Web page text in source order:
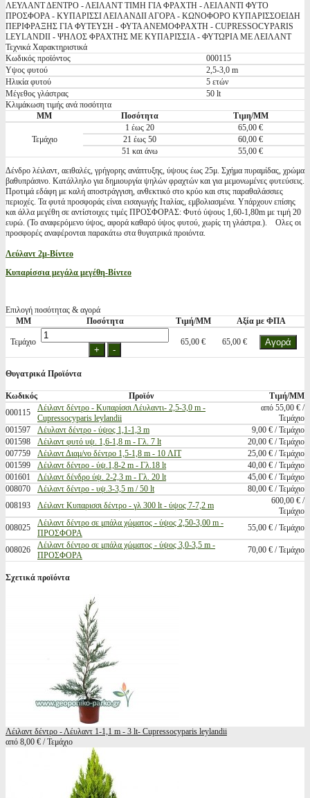
ΛΕΥΛΑΝΤ ΔΕΝΤΡΟ - ΛΕΙΛΑΝΤ ΤΙΜΗ ΓΙΑ ΦΡΑΧΤΗ - ΛΕΙΛΑΝΤΙ ΦΥΤΟ
ΠΡΟΣΦΟΡΑ - ΚΥΠΑΡΙΣΣΙ ΛΕΙΛΑΝΔΙΙ ΑΓΟΡΑ - ΚΩΝΟΦΟΡΟ ΚΥΠΑΡΙΣΣΟΕΙΔΗ
ΠΕΡΙΦΡΑΞΗΣ ΓΙΑ ΦΥΤΕΥΣΗ - ΦΥΤΑ ΑΝΕΜΟΦΡΑΧΤΗ - CUPRESSOCYPARIS
LEYLANDII - ΨΗΛΟΣ ΦΡΑΧΤΗΣ ΜΕ ΚΥΠΑΡΙΣΣΙΑ - ΦΥΤΩΡΙΑ ΜΕ ΛΕΙΛΑΝΤ
Τεχνικά Χαρακτηριστικά
Κωδικός προϊόντος
000115
Υψος φυτού
2,5-3,0 m
Ηλικία φυτού
5 ετών
Μέγεθος γλάστρας
50 lt
Κλιμάκωση τιμής ανά ποσότητα
ΜΜ
Ποσότητα Τιμη/ΜΜ
Τεμάχιο
1 έως 20
65,00 €
21 έως 50
60,00 €
51 και άνω
55,00 €
Δένδρο λέιλαντ, αειθαλές, γρήγορης ανάπτυξης, ύψους έως 25μ. Σχήμα πυραμίδας, χρώμα
βαθυπράσινο. Κατάλληλο για δημιουργία ψηλών φραχτών και για μεμονωμένες φυτεύσεις.
Προτιμά εδάφη με καλή αποστράγγιση, ανθεκτικό στο κρύο και στις παραθαλάσσιες
περιοχές. Τα φυτά προσφοράς είναι εισαγωγής Ιταλίας, εμβολιασμένα. Υπάρχουν επίσης
και άλλα μεγέθη σε αντίστοιχες τιμές ΠΡΟΣΦΟΡΑΣ: Φυτό ύψους 1,60-1,80m με τιμή 20
ευρώ. (Το αναφερόμενο ύψος, αφορά καθαρό ύψος φυτού, χωρίς τη γλάστρα.). Ολες οι
προσφορές αναφέρονται παρακάτω στα θυγατρικά προιόντα.
Λεύλαντ 2μ-Βίντεο
Κυπαρίσσια μεγάλα μεγέθη-Βίντεο
Επιλογή ποσότητας & αγορά
ΜΜ
Ποσότητα Τιμή/ΜΜ Αξία με ΦΠΑ
Τεμάχιο 65,00 € 65,00 €
Θυγατρικά Προϊόντα
Κωδικός Προϊόν
Τιμή/ΜΜ
000115
Λέιλαντ δέντρο - Κυπαρίσσι Λέυλαντι- 2,5-3,0 m -
Cupressocyparis leylandii
από 55,00 € /
Τεμάχιο
001597
Λέυλαντ δέντρο - ύψος 1,1-1,3 m
9,00 € / Τεμάχιο
001598
Λέιλαντ φυτό υψ. 1,6-1,8 m - Γλ. 7 lt
20,00 € / Τεμάχιο
007759
Λέιλαντ Διαμ/νο δέντρο 1,5-1,8 m - 10 ΛΙΤ
25,00 € / Τεμάχιο
001599
Λέιλαντ δέντρο - ύψ.1,8-2 m - Γλ.18 lt
40,00 € / Τεμάχιο
001601
Λέιλαντ δένδρο ύψ. 2-2,3 m - Γλ. 20 lt
45,00 € / Τεμάχιο
008070
Λέιλαντ δέντρο - υψ.3-3,5 m / 50 lt
80,00 € / Τεμάχιο
008193
Λέιλαντ Κυπαρισσι δέντρο - γλ 300 lt - ύψος 7-7,2 m
600,00 € /
Τεμάχιο
008025
Λέιλαντ δέντρο σε μπάλα χώματος - ύψος 2,50-3,00 m -
ΠΡΟΣΦΟΡΑ
55,00 € / Τεμάχιο
008026
Λέιλαντ δέντρο σε μπάλα χώματος - ύψος 3,0-3,5 m -
ΠΡΟΣΦΟΡΑ
70,00 € / Τεμάχιο
Σχετικά προϊόντα
Λέιλαντ δέντρο - Λέυλαντ 1-1,1 m - 3 lt- Cupressocyparis leylandii
από 8,00 € / Τεμάχιο